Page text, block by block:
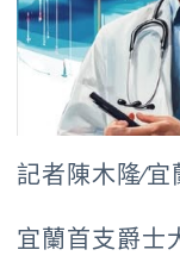
記者陳木隆∕宜
宜蘭首支爵士